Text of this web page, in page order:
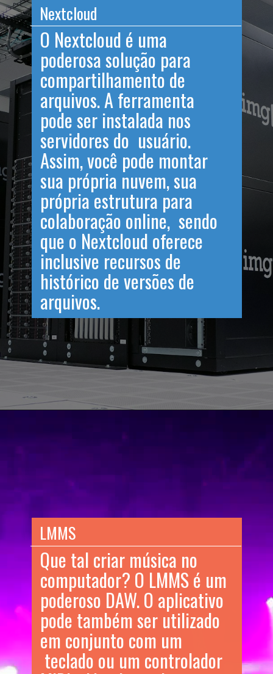
Nextcloud
O Nextcloud é uma
poderosa solução para
compartilhamento de
arquivos. A ferramenta
pode ser instalada nos
servidores do usuário.
Assim, você pode montar
sua própria nuvem, sua
própria estrutura para
colaboração online, sendo
que o Nextcloud oferece
inclusive recursos de
histórico de versões de
arquivos.
LMMS
Que tal criar música no
computador? O LMMS é um
poderoso DAW. O aplicativo
pode também ser utilizado
em conjunto com um
teclado ou um controlador